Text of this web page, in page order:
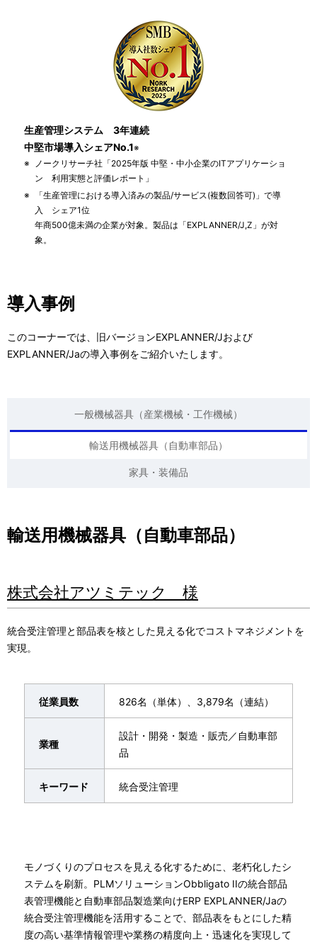
生産管理システム 3年連続
中堅市場導入シェアNo.1※
※
ノークリサーチ社「2025年版 中堅・中小企業のITアプリケーショ
ン 利用実態と評価レポート」
※
「生産管理における導入済みの製品/サービス(複数回答可)」で導
入 シェア1位
年商500億未満の企業が対象。製品は「EXPLANNER/J,Z」が対
象。
導入事例
このコーナーでは、旧バージョンEXPLANNER/Jおよび
EXPLANNER/Jaの導入事例をご紹介いたします。
一般機械器具（産業機械・工作機械）
輸送用機械器具（自動車部品）
家具・装備品
輸送用機械器具（自動車部品）
株式会社アツミテック 様
統合受注管理と部品表を核とした見える化でコストマネジメントを
実現。
従業員数 826名（単体）、3,879名（連結）
業種
設計・開発・製造・販売／自動車部
品
キーワード 統合受注管理
モノづくりのプロセスを見える化するために、老朽化したシ
ステムを刷新。PLMソリューションObbligato IIの統合部品
表管理機能と自動車部品製造業向けERP EXPLANNER/Jaの
統合受注管理機能を活用することで、部品表をもとにした精
度の高い基準情報管理や業務の精度向上・迅速化を実現して